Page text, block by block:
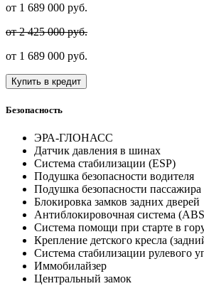
от 1 689 000 руб.
от 2 425 000 руб.
от 1 689 000 руб.
Купить в кредит
Безопасность
ЭРА-ГЛОНАСС
Датчик давления в шинах
Система стабилизации (ESP)
Подушка безопасности водителя
Подушка безопасности пассажира
Блокировка замков задних дверей
Антиблокировочная система
Система помощи при старте в
Крепление детского кресла
Система стабилизации рулевого
Иммобилайзер
Центральный замок